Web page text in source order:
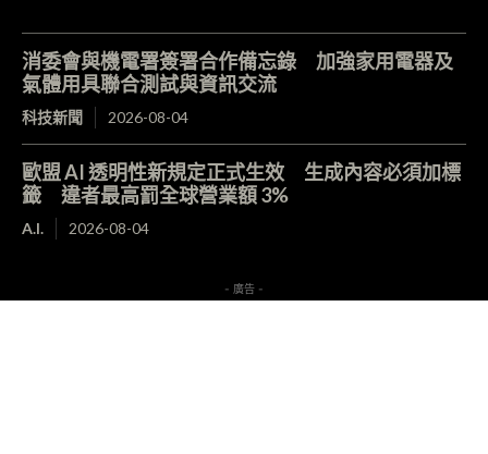
消委會與機電署簽署合作備忘錄 加強家用電器及
氣體用具聯合測試與資訊交流
科技新聞 2026-08-04
歐盟 AI 透明性新規定正式生效 生成內容必須加標
籤 違者最高罰全球營業額 3%
A.I. 2026-08-04
- 廣告 -